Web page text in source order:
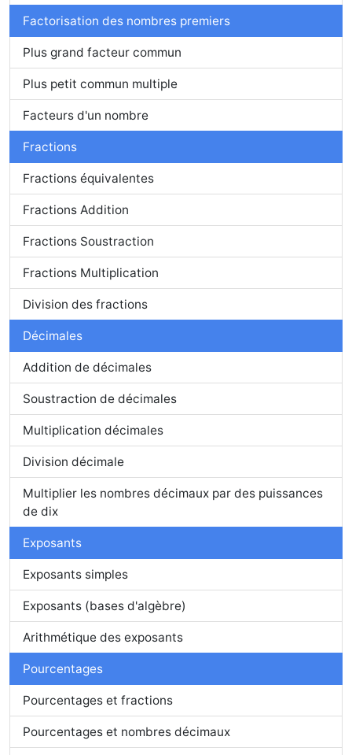
Factorisation des nombres premiers
Plus grand facteur commun
Plus petit commun multiple
Facteurs d'un nombre
Fractions
Fractions équivalentes
Fractions Addition
Fractions Soustraction
Fractions Multiplication
Division des fractions
Décimales
Addition de décimales
Soustraction de décimales
Multiplication décimales
Division décimale
Multiplier les nombres décimaux par des puissances
de dix
Exposants
Exposants simples
Exposants (bases d'algèbre)
Arithmétique des exposants
Pourcentages
Pourcentages et fractions
Pourcentages et nombres décimaux